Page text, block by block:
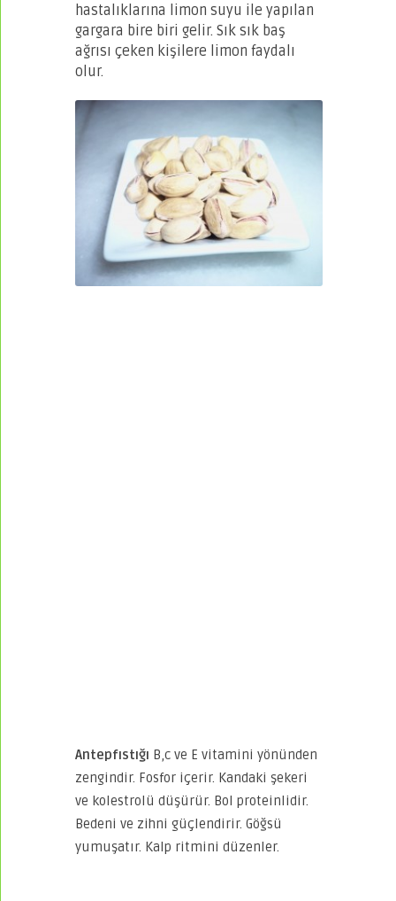
hastalıklarına limon suyu ile yapılan
gargara bire biri gelir. Sık sık baş
ağrısı çeken kişilere limon faydalı
olur.
Antepfıstığı B,c ve E vitamini yönünden
zengindir. Fosfor içerir. Kandaki şekeri
ve kolestrolü düşürür. Bol proteinlidir.
Bedeni ve zihni güçlendirir. Göğsü
yumuşatır. Kalp ritmini düzenler.